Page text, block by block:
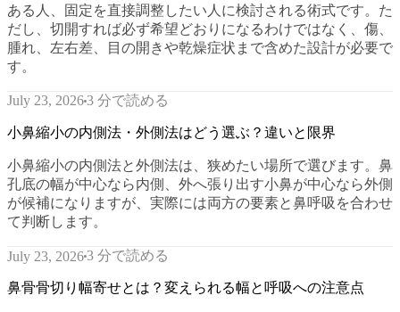
ある人、固定を直接調整したい人に検討される術式です。た
だし、切開すれば必ず希望どおりになるわけではなく、傷、
腫れ、左右差、目の開きや乾燥症状まで含めた設計が必要で
す。
July 23, 20263 分で読める
小鼻縮小の内側法・外側法はどう選ぶ？違いと限界
小鼻縮小の内側法と外側法は、狭めたい場所で選びます。鼻
孔底の幅が中心なら内側、外へ張り出す小鼻が中心なら外側
が候補になりますが、実際には両方の要素と鼻呼吸を合わせ
て判断します。
July 23, 20263 分で読める
鼻骨骨切り幅寄せとは？変えられる幅と呼吸への注意点